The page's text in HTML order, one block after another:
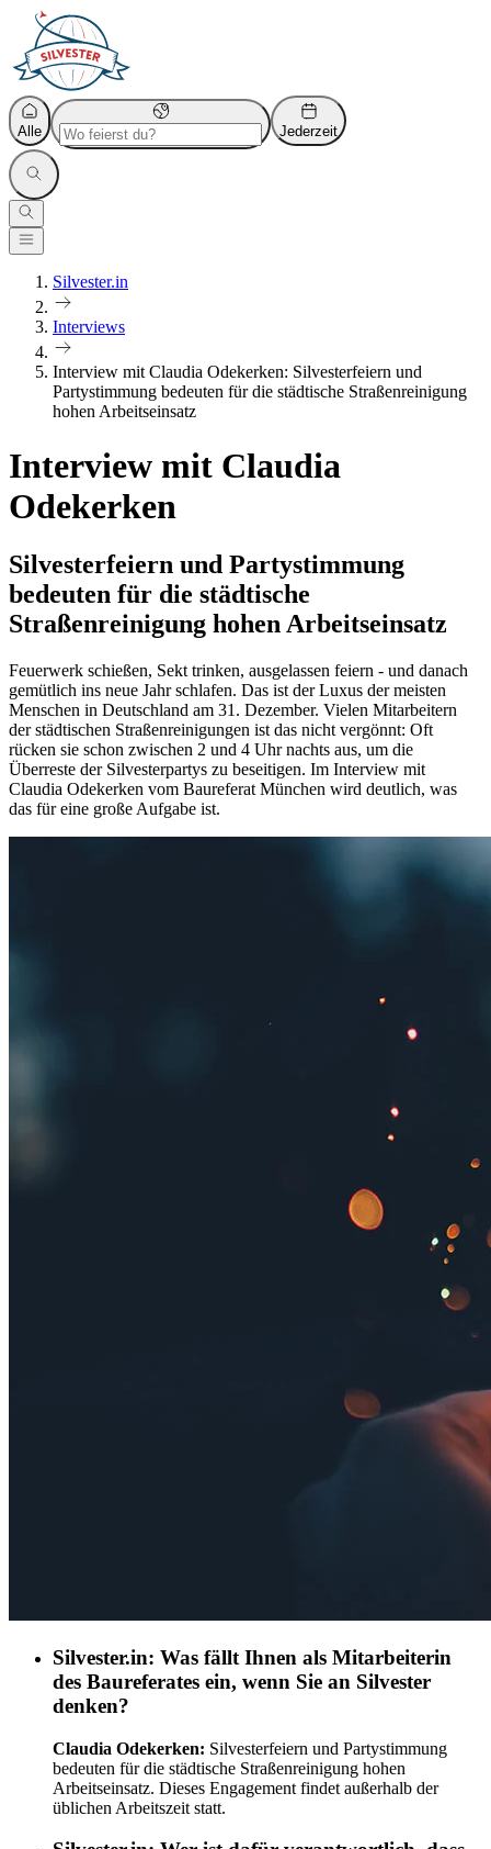
Alle Jederzeit
Silvester.in
Interviews
Interview mit Claudia Odekerken: Silvesterfeiern und
Partystimmung bedeuten für die städtische Straßenreinigung
hohen Arbeitseinsatz
Interview mit Claudia
Odekerken
Silvesterfeiern und Partystimmung
bedeuten für die städtische
Straßenreinigung hohen Arbeitseinsatz
Feuerwerk schießen, Sekt trinken, ausgelassen feiern - und danach
gemütlich ins neue Jahr schlafen. Das ist der Luxus der meisten
Menschen in Deutschland am 31. Dezember. Vielen Mitarbeitern
der städtischen Straßenreinigungen ist das nicht vergönnt: Oft
rücken sie schon zwischen 2 und 4 Uhr nachts aus, um die
Überreste der Silvesterpartys zu beseitigen. Im Interview mit
Claudia Odekerken vom Baureferat München wird deutlich, was
das für eine große Aufgabe ist.
Silvester.in: Was fällt Ihnen als Mitarbeiterin
des Baureferates ein, wenn Sie an Silvester
denken?
Claudia Odekerken: Silvesterfeiern und Partystimmung
bedeuten für die städtische Straßenreinigung hohen
Arbeitseinsatz. Dieses Engagement findet außerhalb der
üblichen Arbeitszeit statt.